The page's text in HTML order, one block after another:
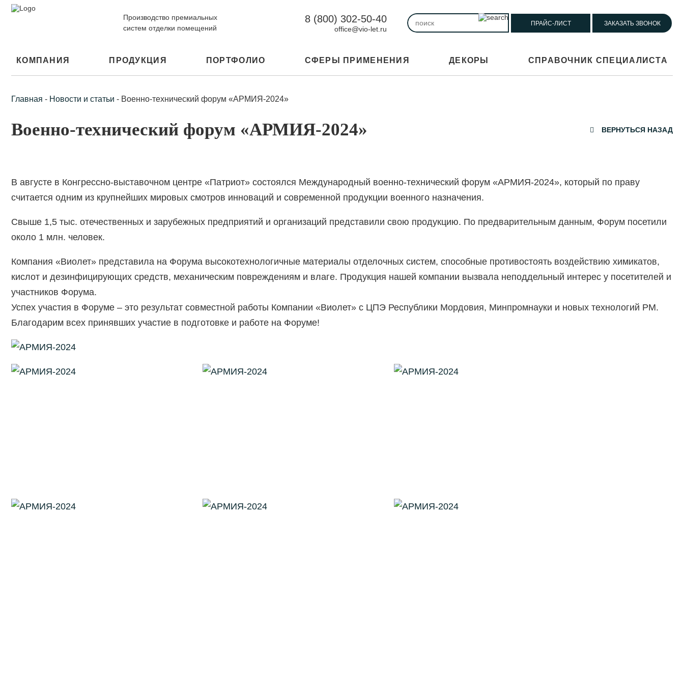
Производство премиальных
систем отделки помещений
8 (800) 302-50-40
office@vio-let.ru
ПРАЙС-ЛИСТ ЗАКАЗАТЬ ЗВОНОК
КОМПАНИЯ ПРОДУКЦИЯ ПОРТФОЛИО СФЕРЫ ПРИМЕНЕНИЯ ДЕКОРЫ СПРАВОЧНИК СПЕЦИАЛИСТА
Главная - Новости и статьи - Военно-технический форум «АРМИЯ-2024»
Военно-технический форум «АРМИЯ-2024» ВЕРНУТЬСЯ НАЗАД
В августе в Конгрессно-выставочном центре «Патриот» состоялся Международный военно-технический форум «АРМИЯ-2024», который по праву
считается одним из крупнейших мировых смотров инноваций и современной продукции военного назначения.
Свыше 1,5 тыс. отечественных и зарубежных предприятий и организаций представили свою продукцию. По предварительным данным, Форум посетили
около 1 млн. человек.
Компания «Виолет» представила на Форума высокотехнологичные материалы отделочных систем, способные противостоять воздействию химикатов,
кислот и дезинфицирующих средств, механическим повреждениям и влаге. Продукция нашей компании вызвала неподдельный интерес у посетителей и
участников Форума.
Успех участия в Форуме – это результат совместной работы Компании «Виолет» с ЦПЭ Республики Мордовия, Минпромнауки и новых технологий РМ.
Благодарим всех принявших участие в подготовке и работе на Форуме!